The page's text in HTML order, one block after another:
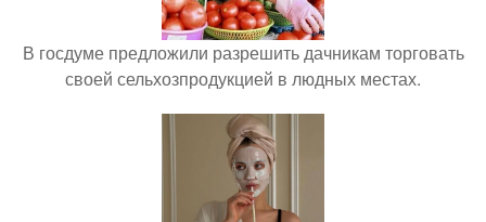
В госдуме предложили разрешить дачникам торговать
своей сельхозпродукцией в людных местах.